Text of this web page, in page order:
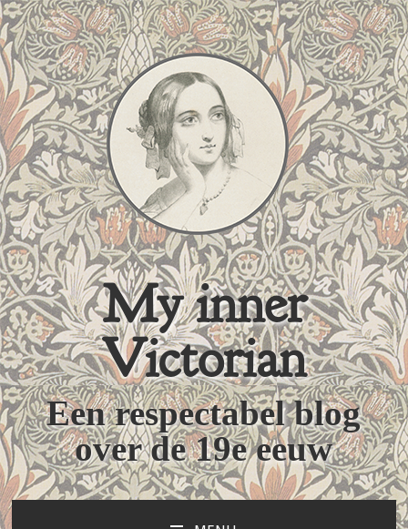
My inner
Victorian
Een respectabel blog
over de 19e eeuw